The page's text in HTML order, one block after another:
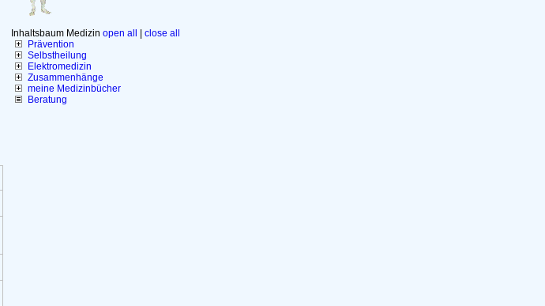
Inhaltsbaum Medizin open all
close all
Prävention
Selbstheilung
Elektromedizin
Zusammenhänge
meine Medizinbücher
Beratung